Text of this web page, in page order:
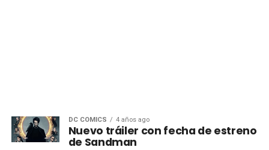
DC COMICS 4 años ago
Nuevo tráiler con fecha de estreno
de Sandman